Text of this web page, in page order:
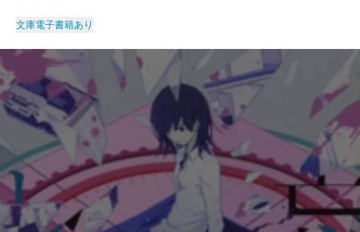
文庫電子書籍あり